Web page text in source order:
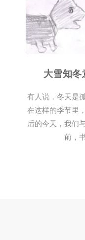
大雪知冬
有人说，冬天是
在这样的季节里
后的今天，我们
前，